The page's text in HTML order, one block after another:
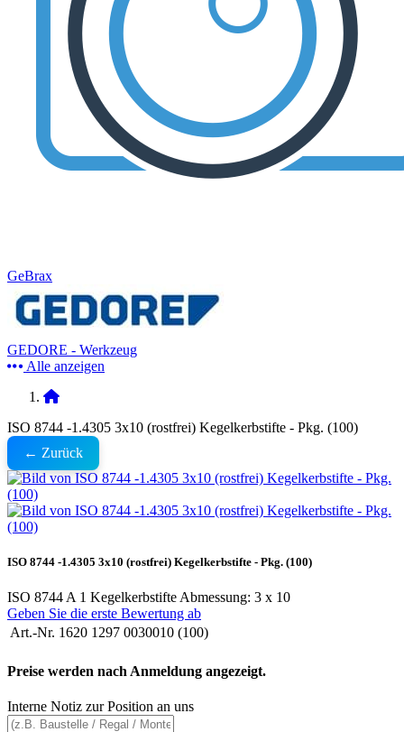
GeBrax
GEDORE - Werkzeug
Alle anzeigen
ISO 8744 -1.4305 3x10 (rostfrei) Kegelkerbstifte - Pkg. (100)
← Zurück
ISO 8744 -1.4305 3x10 (rostfrei) Kegelkerbstifte - Pkg. (100)
ISO 8744 A 1 Kegelkerbstifte Abmessung: 3 x 10
Geben Sie die erste Bewertung ab
Art.-Nr. 1620 1297 0030010 (100)
Preise werden nach Anmeldung angezeigt.
Interne Notiz zur Position an uns